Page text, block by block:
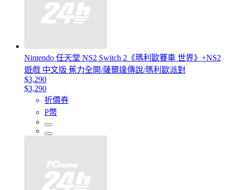
Nintendo 任天堂 NS2 Switch 2《瑪利歐賽車 世界》+NS2
遊戲 中文版 蕉力全開/薩爾達傳說/瑪利歐派對
$3,290
$3,290
折價券
P幣